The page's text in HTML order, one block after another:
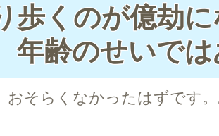
歩くのが億劫に
年齢のせいでは
そらくなかったはずです